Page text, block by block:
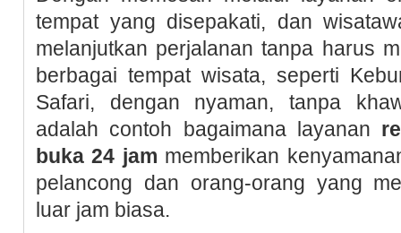
tempat yang disepakati, dan
melanjutkan perjalanan tanpa harus
berbagai tempat wisata, seperti
Safari, dengan nyaman, tanpa
adalah contoh bagaimana layanan
buka 24 jam memberikan
pelancong dan orang-orang yang
luar jam biasa.